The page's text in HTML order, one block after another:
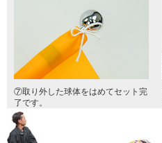
⑦取り外した球体をはめてセット完
了です。